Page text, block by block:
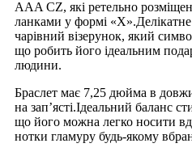
AAA CZ, які ретельно
ланками у формі
чарівний візерунок, який
що робить його ідеальним
людини.
Браслет має 7,25 дюйма в
на зап’ясті.Ідеальний баланс
що його можна легко носити
нотки гламуру будь-якому